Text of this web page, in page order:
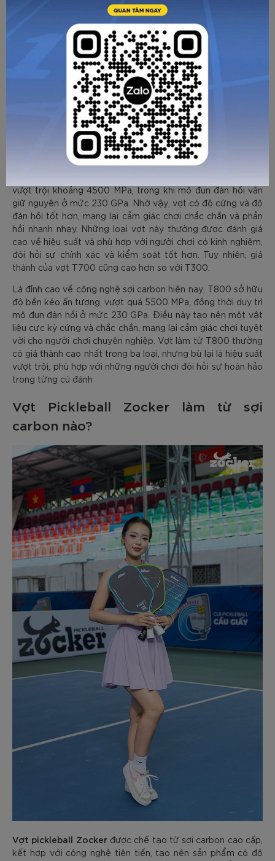
vượt trội khoảng 4500 MPa, trong khi mô đun đàn hồi vẫn
giữ nguyên ở mức 230 GPa. Nhờ vậy, vợt có độ cứng và độ
đàn hồi tốt hơn, mang lại cảm giác chơi chắc chắn và phản
hồi nhanh nhạy. Những loại vợt này thường được đánh giá
cao về hiệu suất và phù hợp với người chơi có kinh nghiệm,
đòi hỏi sự chính xác và kiểm soát tốt hơn. Tuy nhiên, giá
thành của vợt T700 cũng cao hơn so với T300.
Là đỉnh cao về công nghệ sợi carbon hiện nay, T800 sở hữu
độ bền kéo ấn tượng, vượt quá 5500 MPa, đồng thời duy trì
mô đun đàn hồi ở mức 230 GPa. Điều này tạo nên một vật
liệu cực kỳ cứng và chắc chắn, mang lại cảm giác chơi tuyệt
vời cho người chơi chuyên nghiệp. Vợt làm từ T800 thường
có giá thành cao nhất trong ba loại, nhưng bù lại là hiệu suất
vượt trội, phù hợp với những người chơi đòi hỏi sự hoàn hảo
trong từng cú đánh
Vợt Pickleball Zocker làm từ sợi
carbon nào?
Vợt pickleball Zockerđược chế tạo từ sợi carbon cao cấp,
kết hợp với công nghệ tiên tiến, tạo nên sản phẩm có độ